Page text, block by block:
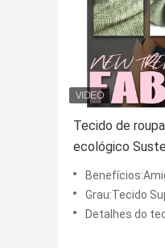
Tecido de
ecológico
Resistente ao
Grau:Tecido
Detalhes do